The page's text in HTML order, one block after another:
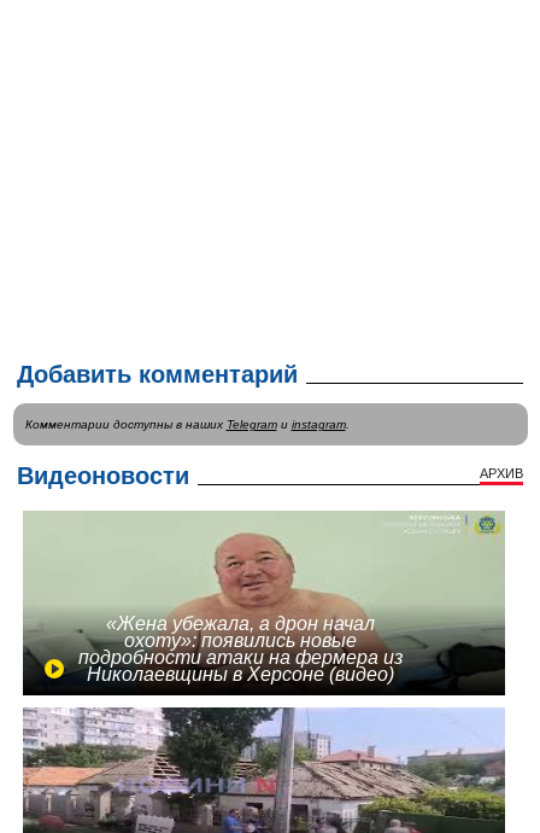
Добавить комментарий
Комментарии доступны в наших Telegramи instagram.
Видеоновости АРХИВ
«Жена убежала, а дрон начал
охоту»: появились новые
подробности атаки на фермера из
Николаевщины в Херсоне (видео)